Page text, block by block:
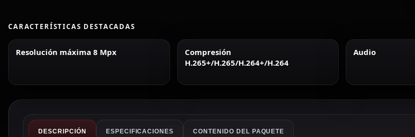
CARACTERÍSTICAS DESTACADAS
Resolución máxima 8 Mpx
Compresión
H.265+/H.265/H.264+/H.264
Audio
DESCRIPCIÓN ESPECIFICACIONES CONTENIDO DEL PAQUETE